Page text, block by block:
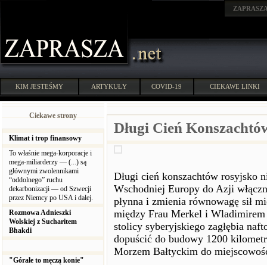
KIM JESTEŚMY ARTYKUŁY COVID-19 CIEKAWE LINKI
Ciekawe strony
Klimat i trop finansowy
To właśnie mega-korporacje i
mega-miliarderzy — (...) są
głównymi zwolennikami
“oddolnego” ruchu
dekarbonizacji — od Szwecji
przez Niemcy po USA i dalej.
Rozmowa Adnieszki
Wolskiej z Sucharitem
Bhakdi
"Górale to męczą konie"
Długi Cień
Długi cień konszachtów rosyjsko
Wschodniej Europy do Azji
płynna i zmienia równowagę sił
między Frau Merkel i
stolicy syberyjskiego zagłębia
dopuścić do budowy 1200
Morzem Bałtyckim do